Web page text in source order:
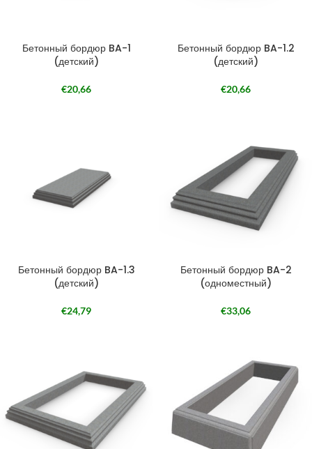
Бетонный бордюр BA-1
(детский)
€20,66
Бетонный бордюр BA-1.2
(детский)
€20,66
Бетонный бордюр BA-1.3
(детский)
€24,79
Бетонный бордюр BA-2
(одноместный)
€33,06